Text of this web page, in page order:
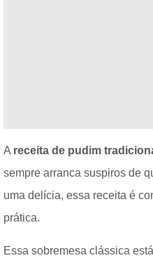
A receita de pudim
sempre arranca suspiros de
uma delícia, essa receita é
prática.
Essa sobremesa clássica